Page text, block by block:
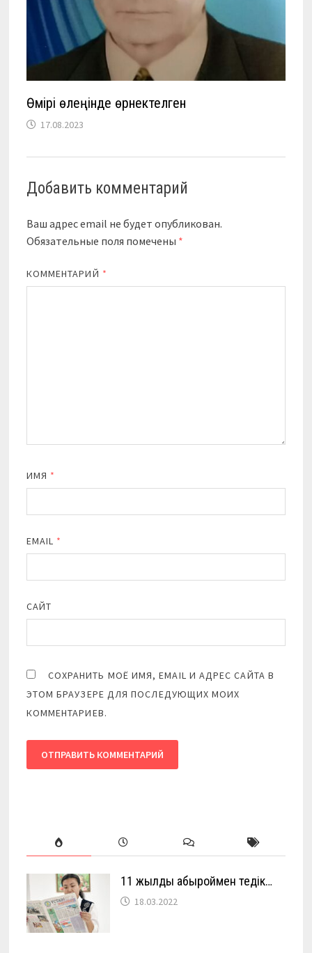
Өмірі өлеңінде өрнектелген
17.08.2023
Добавить комментарий
Ваш адрес email не будет опубликован.
Обязательные поля помечены *
КОММЕНТАРИЙ *
ИМЯ *
EMAIL *
САЙТ
СОХРАНИТЬ МОЁ ИМЯ, EMAIL И АДРЕС САЙТА В
ЭТОМ БРАУЗЕРЕ ДЛЯ ПОСЛЕДУЮЩИХ МОИХ
КОММЕНТАРИЕВ.
11 жылды абыроймен өтедік…
18.03.2022